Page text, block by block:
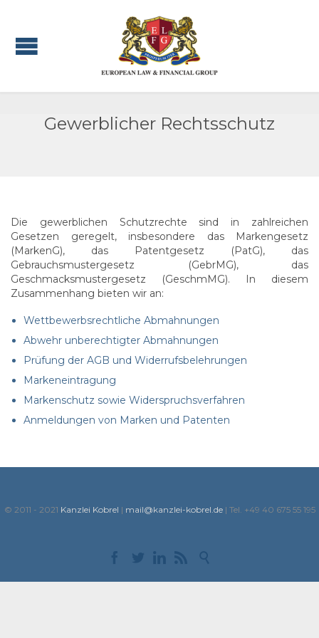
Gewerblicher Rechtsschutz
Die gewerblichen Schutzrechte sind in zahlreichen
Gesetzen geregelt, insbesondere das Markengesetz
(MarkenG), das Patentgesetz (PatG), das
Gebrauchsmustergesetz (GebrMG), das
Geschmacksmustergesetz (GeschmMG). In diesem
Zusammenhang bieten wir an:
Wettbewerbsrechtliche Abmahnungen
Abwehr unberechtigter Abmahnungen
Prüfung der AGB und Widerrufsbelehrungen
Markeneintragung
Markenschutz sowie Widerspruchsverfahren
Anmeldungen von Marken und Patenten
© 2011 - 2021 Kanzlei Kobrel | mail@kanzlei-kobrel.de| Tel. +49 40 675 55 195
    